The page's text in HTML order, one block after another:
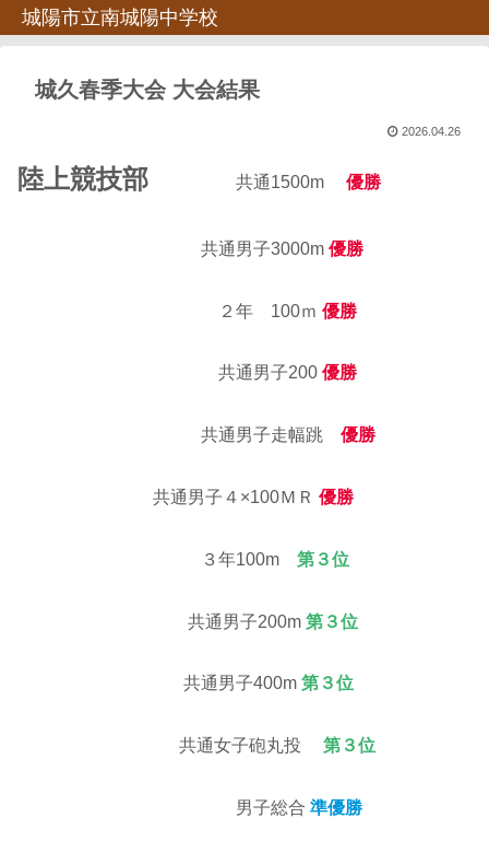
城陽市立南城陽中学校
城久春季大会 大会結果
2026.04.26
陸上競技部 共通1500m 優勝
共通男子3000m 優勝
２年 100ｍ 優勝
共通男子200 優勝
共通男子走幅跳 優勝
共通男子４×100ＭＲ 優勝
３年100m 第３位
共通男子200m 第３位
共通男子400m 第３位
共通女子砲丸投 第３位
男子総合 準優勝